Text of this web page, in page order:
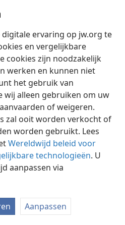
ervaring op jw.org te
en vergelijkbare
cookies zijn noodzakelijk
werken en kunnen niet
het gebruik van
wij alleen gebruiken om uw
of weigeren.
zal ooit worden verkocht of
worden gebruikt. Lees
Wereldwijd beleid voor
technologieën. U
aanpassen via
Aanpassen
Delen Instellingen
and Tract Society of Pennsylvania
Privacybeleid
Privacyinstellingen
Inloggen